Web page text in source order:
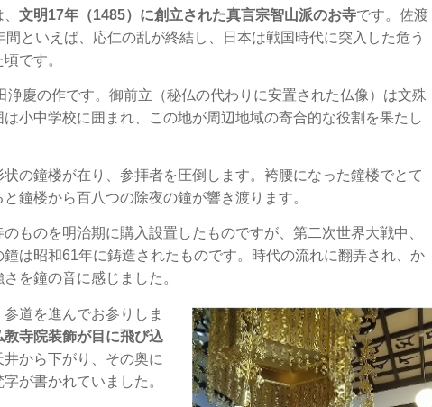
文明17年（1485）に創立された真言宗智山派のお寺です。佐渡
といえば、応仁の乱が終結し、日本は戦国時代に突入した危う
です。
慶の作です。御前立（秘仏の代わりに安置された仏像）は文殊
小中学校に囲まれ、この地が周辺地域の寄合的な役割を果たし
の鐘楼が在り、参拝者を圧倒します。袴腰になった鐘楼でとて
鐘楼から百八つの除夜の鐘が響き渡ります。
ものを明治期に購入設置したものですが、第二次世界大戦中、
は昭和61年に鋳造されたものです。時代の流れに翻弄され、か
を鐘の音に感じました。
道を進んでお参りしま
寺院装飾が目に飛び込
から下がり、その奥に
が書かれていました。